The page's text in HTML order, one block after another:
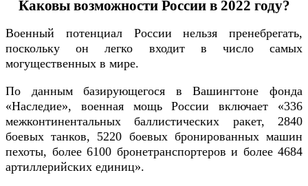
Каковы возможности России в 2022 году?
Военный потенциал России нельзя пренебрегать,
поскольку он легко входит в число самых
могущественных в мире.
По данным базирующегося в Вашингтоне фонда
«Наследие», военная мощь России включает «336
межконтинентальных баллистических ракет, 2840
боевых танков, 5220 боевых бронированных машин
пехоты, более 6100 бронетранспортеров и более 4684
артиллерийских единиц».